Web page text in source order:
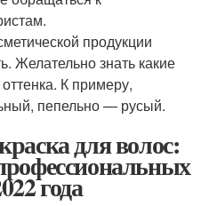
продукции
Желательно знать какие
К примеру,
пепельно — русый.
для волос:
года